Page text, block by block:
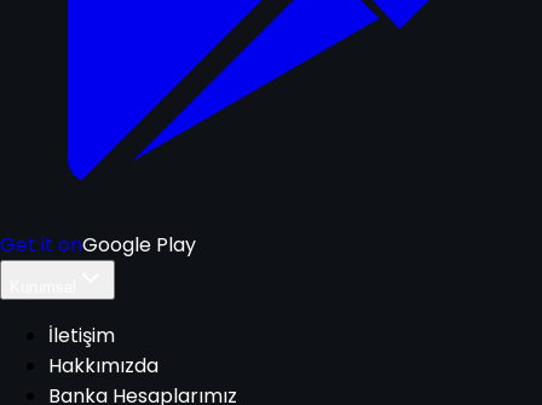
Get it onGoogle Play
İletişim
Hakkımızda
Banka Hesaplarımız